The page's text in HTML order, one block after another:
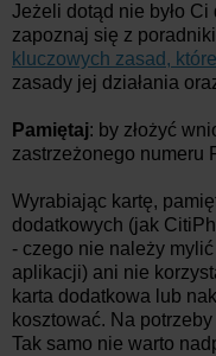
Jeżeli dotąd nie było
zapoznaj się z
kluczowych zasad,
zasady jej działania
Pamiętaj: by złożyć
zastrzeżonego numeru
Wyrabiając kartę,
dodatkowych (jak
- czego nie należy
aplikacji) ani nie
karta dodatkowa lub
kosztować. Na
Tak samo nie warto